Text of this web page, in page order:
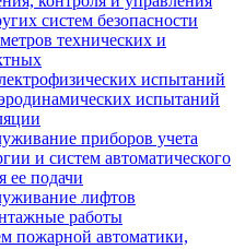
систем безопасности
технических и
испытаний
испытаний
приборов учета
и систем автоматического
ее подачи
лифтов
работы
пожарной автоматики,